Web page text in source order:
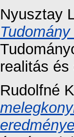
Nyusztay
realitás
Rudolfné